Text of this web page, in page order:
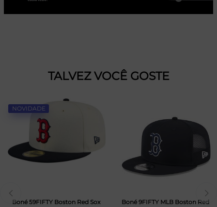
TALVEZ VOCÊ GOSTE
NOVIDADE
Boné 59FIFTY Boston Red Sox
Boné 9FIFTY MLB Boston Red